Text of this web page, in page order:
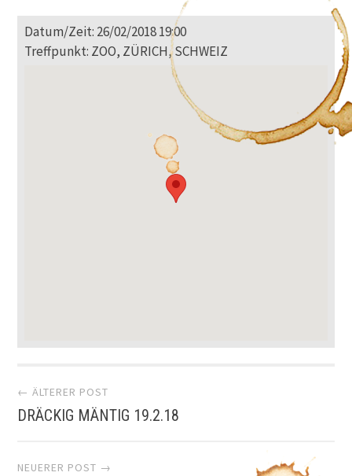
Datum/Zeit: 26/02/2018 19:00
Treffpunkt: ZOO, ZÜRICH, SCHWEIZ
Artikel-
Navigation
← ÄLTERER POST
DRÄCKIG MÄNTIG 19.2.18
NEUERER POST →